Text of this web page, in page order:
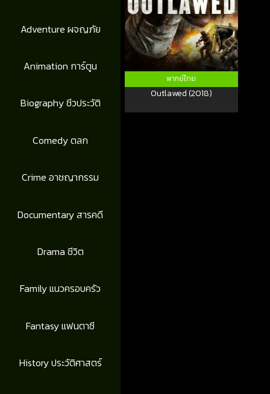
Adventure ผจญภัย
Animation การ์ตูน
Biography ชีวประวัติ
Comedy ตลก
Crime อาชญากรรม
Documentary สารคดี
Drama ชีวิต
Family แนวครอบครัว
Fantasy แฟนตาซี
History ประวัติศาสตร์
พากย์ไทย
Outlawed (2018)